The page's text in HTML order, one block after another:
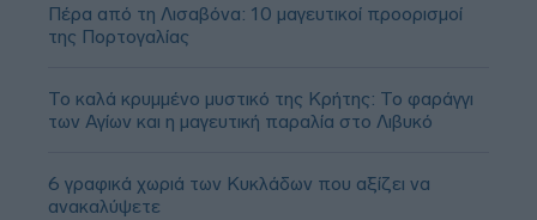
Πέρα από τη Λισαβόνα: 10 μαγευτικοί προορισμοί
της Πορτογαλίας
Το καλά κρυμμένο μυστικό της Κρήτης: Το φαράγγι
των Αγίων και η μαγευτική παραλία στο Λιβυκό
6 γραφικά χωριά των Κυκλάδων που αξίζει να
ανακαλύψετε